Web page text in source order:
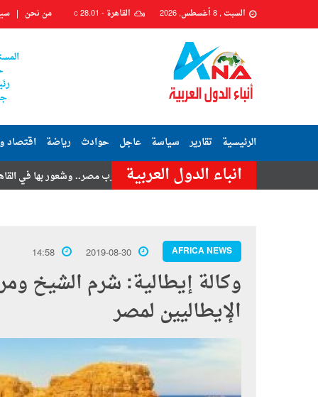
السبت , 8 أغسطس, 2026 القاهرة - 28.01
C من نحن
الرئيسية تقارير سياسة عاجل حوادث رياضة اقتصاد
انباء الدول العربية
هزة أرضية تضرب مصر.. وشعور بها في القاهرة وعدة
AFRICA NEWS
2019-08-30
14:58
وكالة إيطالية: شرم الشيخ
الإيطاليين لمصر